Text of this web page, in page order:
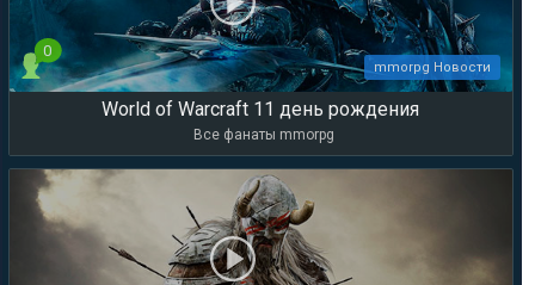
0
mmorpg Новости
World of Warcraft 11 день рождения
Все фанаты mmorpg